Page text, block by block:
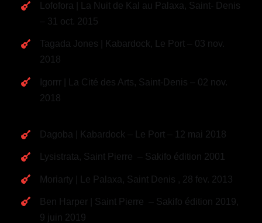
Lofofora | La Nuit de Kal au Palaxa, Saint- Denis
– 31 oct. 2015
Tagada Jones | Kabardock, Le Port – 03 nov.
2018
Igorrr | La Cité des Arts, Saint-Denis – 02 nov.
2018
Dagoba | Kabardock – Le Port – 12 mai 2018
Lysistrata, Saint Pierre – Sakifo édition 2001
Moriarty | Le Palaxa, Saint Denis , 28 fev. 2013
Ben Harper | Saint Pierre – Sakifo édition 2019,
9 juin 2019